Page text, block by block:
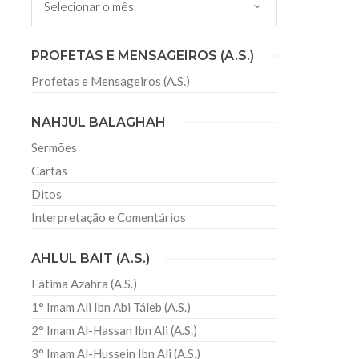
recebe o ex-ministro das
República Islâmica do Irã
o Centro Islâmico no Brasil recebeu em sua
das Relações Exteriores da República Islâmica
se visitando
PROFETAS E MENSAGEIROS (A.S.)
Profetas e Mensageiros (A.S.)
NAHJUL BALAGHAH
Sermões
Cartas
Ditos
Interpretação e Comentários
AHLUL BAIT (A.S.)
Fátima Azahra (A.S.)
1° Imam Ali Ibn Abi Táleb (A.S.)
2° Imam Al-Hassan Ibn Ali (A.S.)
3° Imam Al-Hussein Ibn Ali (A.S.)